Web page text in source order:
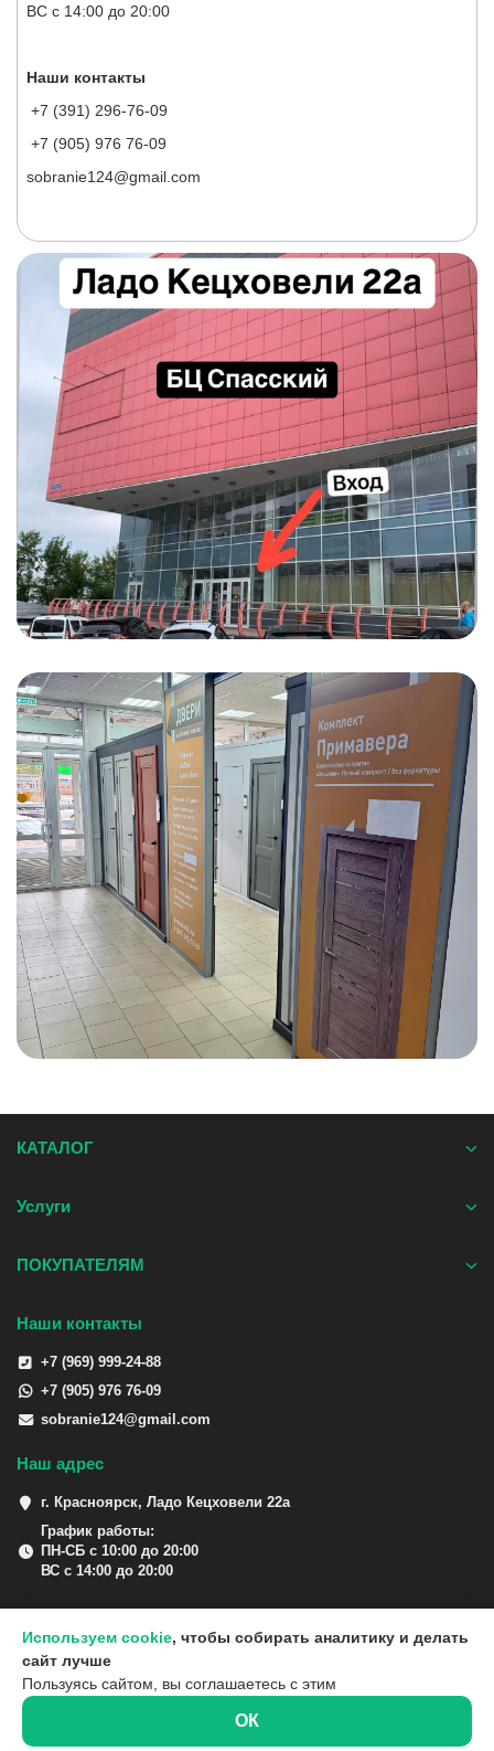
ВС с 14:00 до 20:00
Наши контакты
+7 (391) 296-76-09
+7 (905) 976 76-09
sobranie124@gmail.com
КАТАЛОГ
Услуги
ПОКУПАТЕЛЯМ
Наши контакты
+7 (969) 999-24-88
+7 (905) 976 76-09
sobranie124@gmail.com
Наш адрес
г. Красноярск, Ладо Кецховели 22а
График работы:
ПН-СБ с 10:00 до 20:00
ВС с 14:00 до 20:00
Используем cookie, чтобы собирать аналитику и делать
сайт лучше
Пользуясь сайтом, вы соглашаетесь с этим
ОК